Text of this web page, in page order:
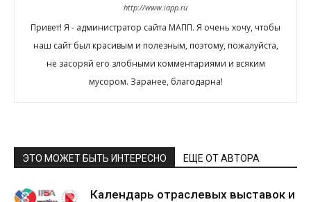
http://www.iapp.ru
Привет! Я - администратор сайта МАПП. Я очень хочу, чтобы
наш сайт был красивым и полезным, поэтому, пожалуйста,
не засоряй его злобными комментариями и всяким
мусором. Заранее, благодарна!
ЭТО МОЖЕТ БЫТЬ ИНТЕРЕСНО ЕЩЕ ОТ АВТОРА
Календарь отраслевых выставок и